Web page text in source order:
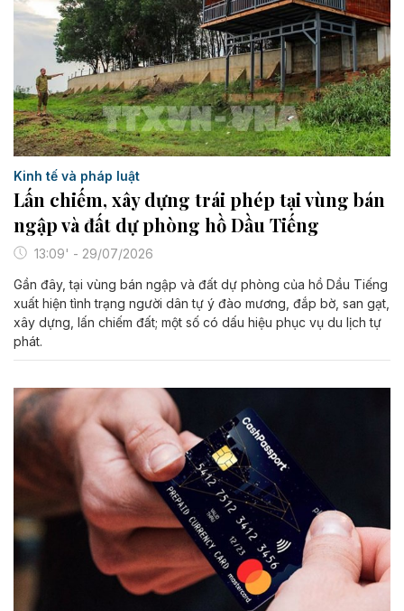
Kinh tế và pháp luật
Lấn chiếm, xây dựng trái phép tại vùng bán
ngập và đất dự phòng hồ Dầu Tiếng
13:09' - 29/07/2026
Gần đây, tại vùng bán ngập và đất dự phòng của hồ Dầu Tiếng
xuất hiện tình trạng người dân tự ý đào mương, đắp bờ, san gạt,
xây dựng, lấn chiếm đất; một số có dấu hiệu phục vụ du lịch tự
phát.